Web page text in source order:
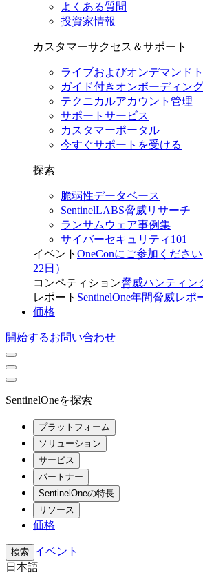
よくある質問
投資家情報
カスタマーサクセス＆サポート
ライブおよびオンデマンド
ガイド付きオンボーディン
テクニカルアカウント管理
サポートサービス
カスタマーポータル
今すぐサポートを受ける
探索
脆弱性データベース
SentinelLABS脅威リサーチ
ランサムウェア事例集
サイバーセキュリティ101
イベント OneConにご参加くださ
22日）
コンペティション脅威ハンティン
レポート SentinelOne年間脅威レポ
価格
開始するお問い合わせ
SentinelOneを探索
プラットフォーム
ソリューション
サービス
パートナー
SentinelOneの特長
リソース
価格
検索 イベント
日本語